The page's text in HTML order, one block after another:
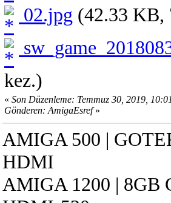
02.jpg (42.33 KB,
kez.)
« Son Düzenleme: Temmuz 30, 2019,
Gönderen: AmigaEsref»
AMIGA 500 |
HDMI
AMIGA 1200 | 8GB